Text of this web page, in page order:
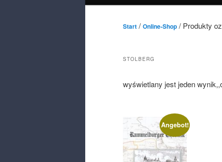
Start / Online-Shop / Produkty
STOLBERG
wyświetlany jest jeden
Angebot!